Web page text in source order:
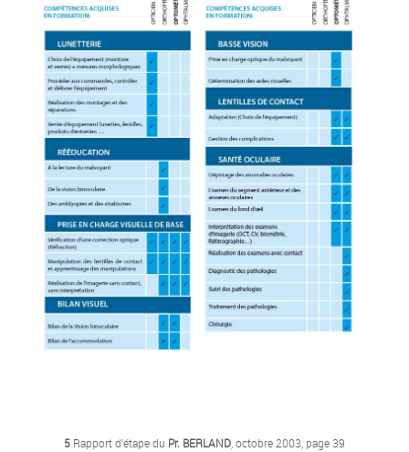
5 Rapport d’étape du Pr. BERLAND, octobre 2003, page 39